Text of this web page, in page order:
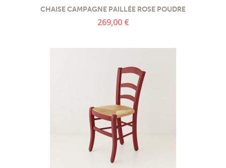
CHAISE CAMPAGNE PAILLÉE ROSE POUDRE
269,00 €